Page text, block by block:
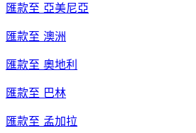
匯款至 亞美尼亞
匯款至 澳洲
匯款至 奧地利
匯款至 巴林
匯款至 孟加拉